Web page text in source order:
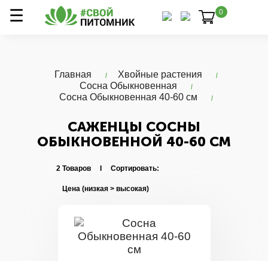
0
Главная
Хвойные растения
Сосна Обыкновенная
Сосна Обыкновенная 40-60 см
САЖЕНЦЫ СОСНЫ
ОБЫКНОВЕННОЙ 40-60 СМ
2 Товаров I Сортировать: